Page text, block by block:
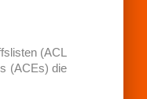
(ACL
(ACEs) die